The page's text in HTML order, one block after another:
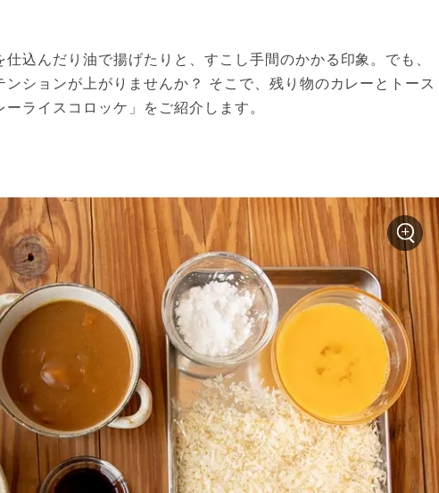
込んだり油で揚げたりと、すこし手間のかかる印象。でも、
ションが上がりませんか？ そこで、残り物のカレーとトース
ライスコロッケ」をご紹介します。